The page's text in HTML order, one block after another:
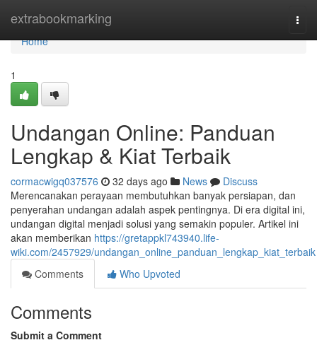
extrabookmarking
Home
Home
1
Undangan Online: Panduan
Lengkap & Kiat Terbaik
cormacwigq037576 32 days ago News
Discuss
Merencanakan perayaan membutuhkan banyak persiapan, dan
penyerahan undangan adalah aspek pentingnya. Di era digital ini,
undangan digital menjadi solusi yang semakin populer. Artikel ini
akan memberikan https://gretappkl743940.life-
wiki.com/2457929/undangan_online_panduan_lengkap_kiat_terbaik
Comments
Who Upvoted
Comments
Submit a Comment